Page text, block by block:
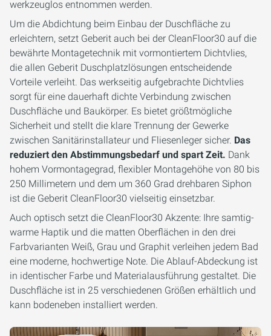
werkzeuglos entnommen werden.
Um die Abdichtung beim Einbau der Duschfläche zu
erleichtern, setzt Geberit auch bei der CleanFloor30 auf die
bewährte Montagetechnik mit vormontiertem Dichtvlies,
die allen Geberit Duschplatzlösungen entscheidende
Vorteile verleiht. Das werkseitig aufgebrachte Dichtvlies
sorgt für eine dauerhaft dichte Verbindung zwischen
Duschfläche und Baukörper. Es bietet größtmögliche
Sicherheit und stellt die klare Trennung der Gewerke
zwischen Sanitärinstallateur und Fliesenleger sicher. Das
reduziert den Abstimmungsbedarf und spart Zeit. Dank
hohem Vormontagegrad, flexibler Montagehöhe von 80 bis
250 Millimetern und dem um 360 Grad drehbaren Siphon
ist die Geberit CleanFloor30 vielseitig einsetzbar.
Auch optisch setzt die CleanFloor30 Akzente: Ihre samtig-
warme Haptik und die matten Oberflächen in den drei
Farbvarianten Weiß, Grau und Graphit verleihen jedem Bad
eine moderne, hochwertige Note. Die Ablauf-Abdeckung ist
in identischer Farbe und Materialausführung gestaltet. Die
Duschfläche ist in 25 verschiedenen Größen erhältlich und
kann bodeneben installiert werden.